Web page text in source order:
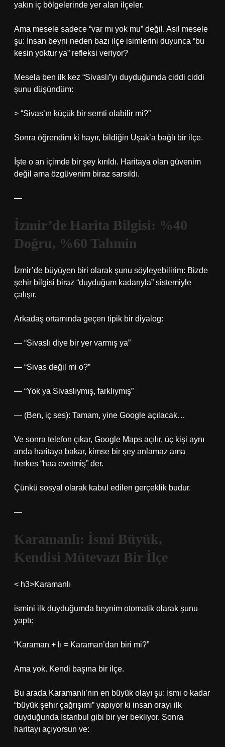
yakın iç bölgelerinde yer alan ilçeler.
Ama mesele sadece “var mı yok mu” değil. Asıl mesele
şu: İnsan beyni neden bazı ilçe isimlerini duyunca “bu
kesin yoktur ya” refleksi veriyor?
Mesela ben ilk kez “Sivaslı”yı duyduğumda ciddi ciddi
şunu düşündüm:
> “Sivas’ın küçük bir semti olabilir mi?”
Sonra öğrendim ki hayır, bildiğin Uşak’a bağlı bir ilçe.
İşte o an içimde bir şey kırıldı. Haritaya olan güvenim
değil ama özgüvenim biraz sarsıldı.
—
İzmir’de Harita Bilgisi: %40
Doğru, %60 Tahmin
İzmir’de büyüyen biri olarak şunu söyleyebilirim: Bizde
şehir bilgisi biraz “duyduğum kadarıyla” sistemiyle
çalışır.
Arkadaş ortamında geçen tipik bir diyalog:
— “Sivaslı diye bir yer varmış ya”
— “Sivas değil mi o?”
— “Yok ya Sivaslıymış, farklıymış”
— (Ben, iç ses): Tamam, yine Google açılacak…
Ve sonra telefon çıkar, Google Maps açılır, üç kişi aynı
anda haritaya bakar, kimse bir şey anlamaz ama
herkes “haa evetmiş” der.
Çünkü sosyal olarak kabul edilen gerçeklik budur.
—
Karamanlı: İsmi Büyük,
Kendisi Mütevazı Bir İlçe
< h3>Karamanlı
ismini ilk duyduğumda beynim otomatik olarak şunu
yaptı:
“Karaman + lı = Karaman’dan biri mi?”
Ama yok. Kendi başına bir ilçe.
Bu arada Karamanlı’nın en büyük olayı şu: İsmi o kadar
“büyük şehir çağrışımı” yapıyor ki insan orayı ilk
duyduğunda İstanbul gibi bir yer bekliyor. Sonra
haritayı açıyorsun ve: